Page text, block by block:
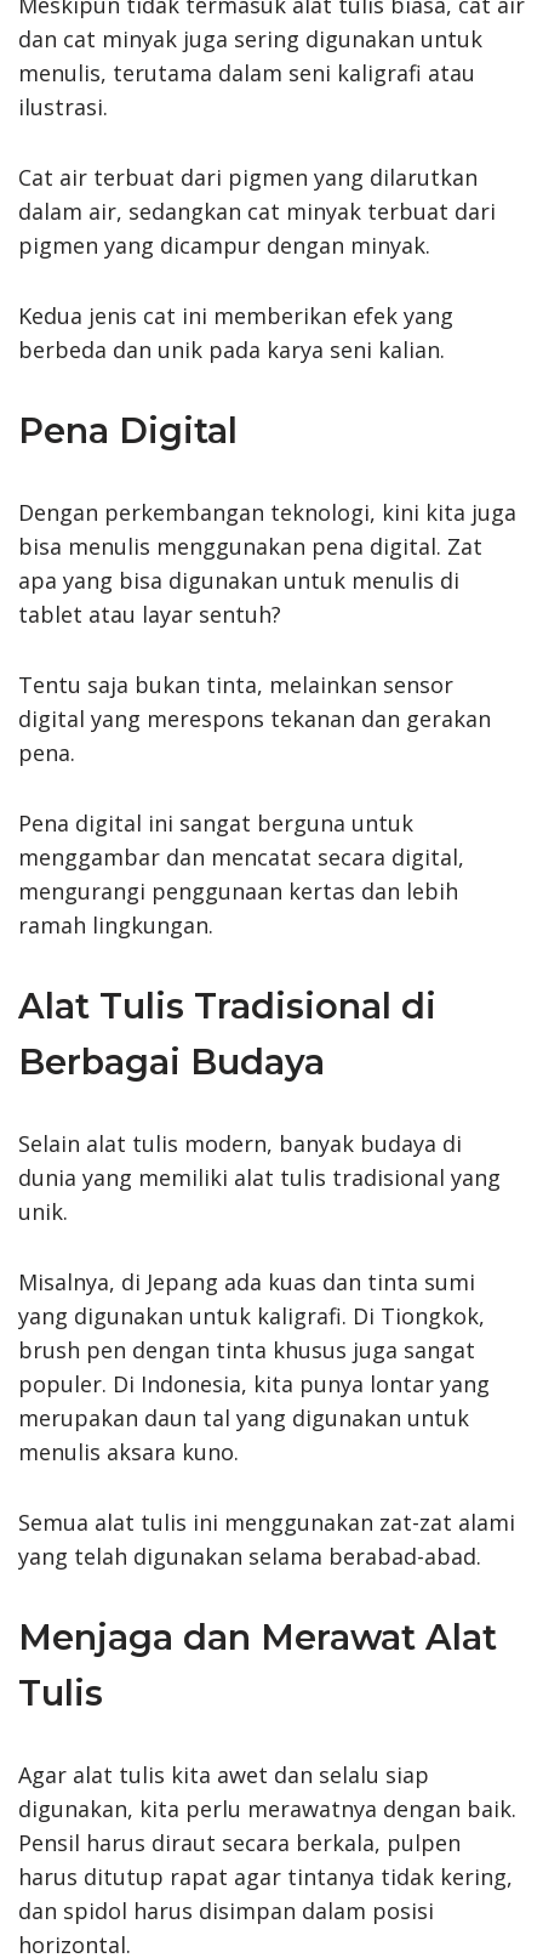
dan cat minyak juga sering digunakan untuk
menulis, terutama dalam seni kaligrafi atau
ilustrasi.
Cat air terbuat dari pigmen yang dilarutkan
dalam air, sedangkan cat minyak terbuat dari
pigmen yang dicampur dengan minyak.
Kedua jenis cat ini memberikan efek yang
berbeda dan unik pada karya seni kalian.
Pena Digital
Dengan perkembangan teknologi, kini kita juga
bisa menulis menggunakan pena digital. Zat
apa yang bisa digunakan untuk menulis di
tablet atau layar sentuh?
Tentu saja bukan tinta, melainkan sensor
digital yang merespons tekanan dan gerakan
pena.
Pena digital ini sangat berguna untuk
menggambar dan mencatat secara digital,
mengurangi penggunaan kertas dan lebih
ramah lingkungan.
Alat Tulis Tradisional di
Berbagai Budaya
Selain alat tulis modern, banyak budaya di
dunia yang memiliki alat tulis tradisional yang
unik.
Misalnya, di Jepang ada kuas dan tinta sumi
yang digunakan untuk kaligrafi. Di Tiongkok,
brush pen dengan tinta khusus juga sangat
populer. Di Indonesia, kita punya lontar yang
merupakan daun tal yang digunakan untuk
menulis aksara kuno.
Semua alat tulis ini menggunakan zat-zat alami
yang telah digunakan selama berabad-abad.
Menjaga dan Merawat Alat
Tulis
Agar alat tulis kita awet dan selalu siap
digunakan, kita perlu merawatnya dengan baik.
Pensil harus diraut secara berkala, pulpen
harus ditutup rapat agar tintanya tidak kering,
dan spidol harus disimpan dalam posisi
horizontal.